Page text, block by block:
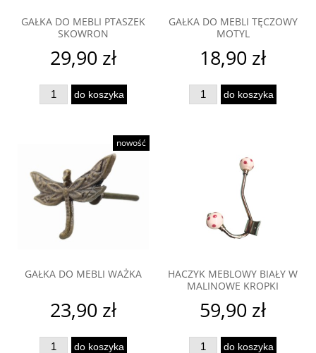
GAŁKA DO MEBLI PTASZEK
SKOWRON
29,90 zł
do koszyka
GAŁKA DO MEBLI TĘCZOWY
MOTYL
18,90 zł
do koszyka
GAŁKA DO MEBLI WAŻKA
23,90 zł
do koszyka
nowość
HACZYK MEBLOWY BIAŁY W
MALINOWE KROPKI
59,90 zł
do koszyka